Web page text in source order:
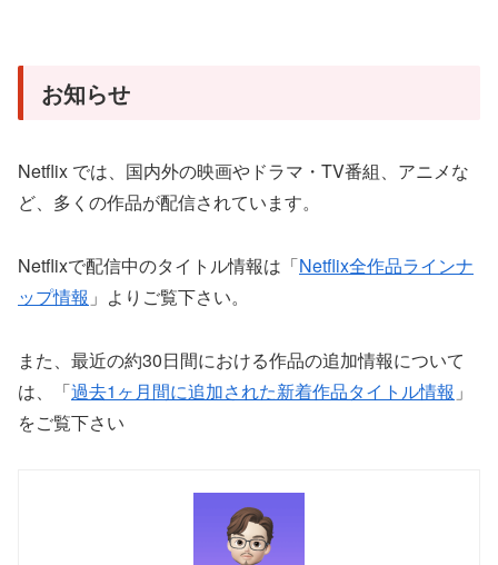
お知らせ
Netflix では、国内外の映画やドラマ・TV番組、アニメな
ど、多くの作品が配信されています。
Netflixで配信中のタイトル情報は「Netflix全作品ラインナ
ップ情報 」よりご覧下さい。
また、最近の約30日間における作品の追加情報について
は、「過去1ヶ月間に追加された新着作品タイトル情報 」
をご覧下さい